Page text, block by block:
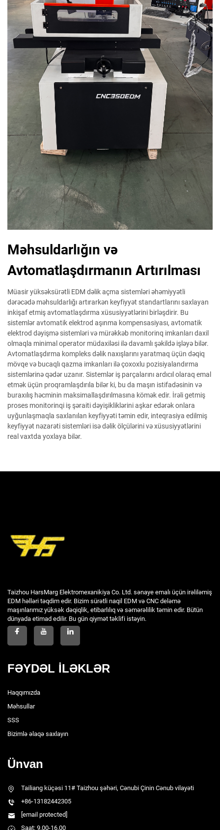
Məhsuldarlığın və
Avtomatlaşdırmanın Artırılması
Müasir yüksəksürətli EDM dəlik açma sistemləri əhəmiyyətli
dərəcədə məhsuldarlığı artırarkən keyfiyyət standartlarını saxlayan
inkişaf etmiş avtomatlaşdırma xüsusiyyətlərini birləşdirir. Bu
sistemlər avtomatik elektrod aşınma kompensasiyası, avtomatik
elektrod dəyişmə sistemləri və mürəkkəb monitorinq imkanları daxil
olmaqla minimal operator müdaxiləsi ilə davamlı şəkildə işləyə bilər.
Avtomatlaşdırma kompleks dəlik naxışlarını yaratmaq üçün dəqiq
mövqe və bucaqlı qazma imkanları ilə çoxoxlu pozisiyalandırma
sistemlərinə qədər uzanır. Sistemlər iş parçalarını ardıcıl olaraq emal
etmək üçün proqramlaşdırıla bilər ki, bu da maşın istifadəsinin və
buraxılış həcminin maksimallaşdırılmasına kömək edir. İrəli getmiş
proses monitorinqi iş şəraiti dəyişikliklərini aşkar edərək onlara
uyğunlaşmaqla saxlanılan keyfiyyəti təmin edir, inteqrasiya edilmiş
keyfiyyət nəzarəti sistemləri isə dəlik ölçülərini və xüsusiyyətlərini
real vaxtda yoxlaya bilər.
Taizhou HarsMarg Elektromexanikiya Co. Ltd. sənaye emalı üçün irəliləmiş
EDM həlləri təqdim edir. Bizim sürətli naqil EDM və CNC deləmə
maşınlarımız yüksək dəqiqlik, etibarlılıq və səmərəlilik təmin edir. Bütün
dünyada etimad edilir. Bu gün qiymət təklifi istəyin.
FƏYDƏL İLƏKLƏR
Haqqımızda
Məhsullar
SSS
Bizimlə əlaqə saxlayın
Ünvan
Tailiang küçəsi 11# Taizhou şəhəri, Cənubi Çinin Cənub vilayəti
+86-13182442305
[email protected]
Saat: 9.00-16.00